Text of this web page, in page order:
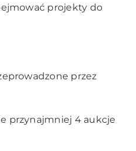
projekty do
przez
przynajmniej 4 aukcje